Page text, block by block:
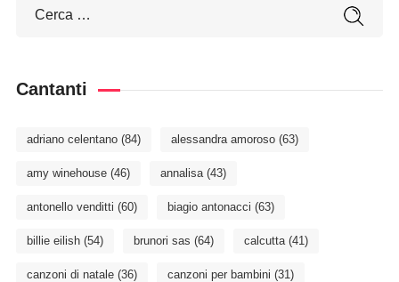
Cantanti
adriano celentano(84) alessandra amoroso(63)
amy winehouse(46) annalisa(43)
antonello venditti (60) biagio antonacci (63)
billie eilish(54) brunori sas (64) calcutta(41)
canzoni di natale(36) canzoni per bambini (31)